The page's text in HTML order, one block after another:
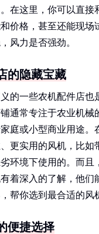
在这里，你可以直接
价格，甚至还能现场
风力是否强劲。
的隐藏宝藏
的一些农机配件店也
通常专注于农业机械
庭或小型商业用途。
更实用的风机，比如
环境下使用的。而且
着深入的了解，他们
帮你选到最合适的风
便捷选择